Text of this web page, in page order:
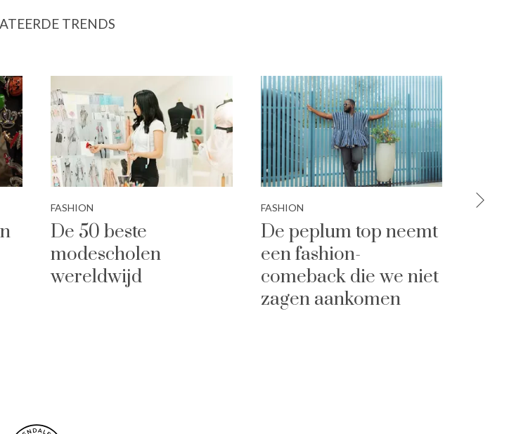
TRENDS
FASHION
De 50 beste
modescholen
wereldwijd
FASHION
De peplum top neemt
een fashion-
comeback die we niet
zagen aankomen